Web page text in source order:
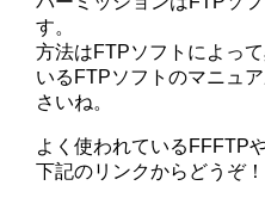
す。
方法はFTPソフトによっ
いるFTPソフトのマニュ
さいね。
よく使われているFFFTP
下記のリンクからどうぞ！